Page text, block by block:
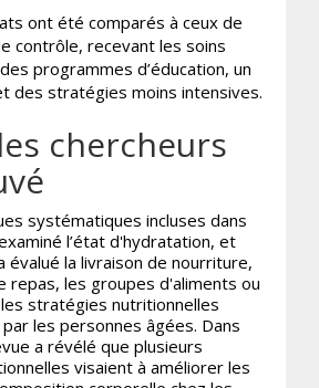
ont été comparés à ceux de
contrôle, recevant les soins
programmes d’éducation, un
des stratégies moins intensives.
chercheurs
systématiques incluses dans
l’état d'hydratation, et
évalué la livraison de nourriture,
repas, les groupes d'aliments ou
stratégies nutritionnelles
les personnes âgées. Dans
a révélé que plusieurs
visaient à améliorer les